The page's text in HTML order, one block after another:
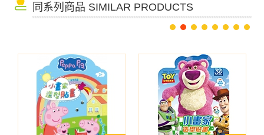
同系列商品 SIMILAR PRODUCTS